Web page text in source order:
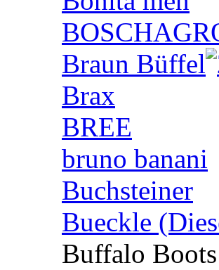
Braun Büffel
Brax
BREE
bruno banani
Buchsteiner
Bueckle
Buffalo Boots